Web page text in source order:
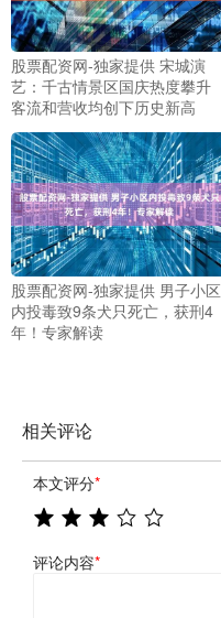
股票配资网-独家提供 宋城演
艺：千古情景区国庆热度攀升
客流和营收均创下历史新高
股票配资网-独家提供 男子小区
内投毒致9条犬只死亡，获刑4
年！专家解读
相关评论
本文评分*
评论内容*